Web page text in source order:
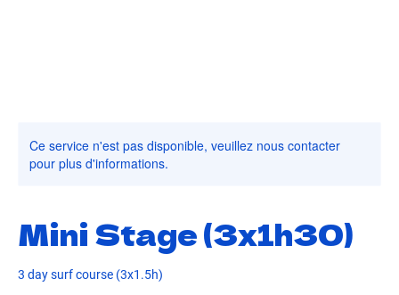
Ce service n'est pas disponible, veuillez nous contacter
pour plus d'informations.
Mini Stage (3x1h30)
3 day surf course (3x1.5h)